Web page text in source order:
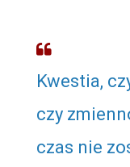
Kwestia,
czy
czas nie